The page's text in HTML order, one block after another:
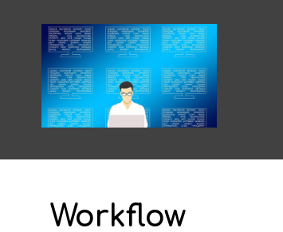
Workflow